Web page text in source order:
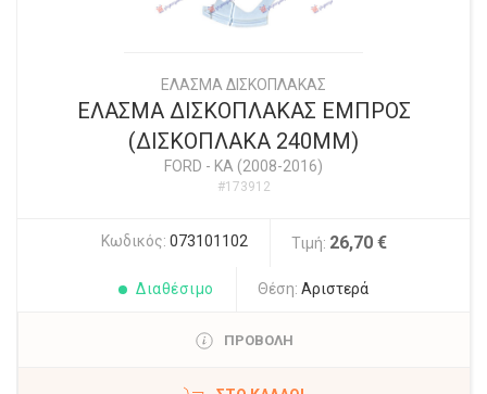
ΕΛΑΣΜΑ ΔΙΣΚΟΠΛΑΚΑΣ
ΕΛΑΣΜΑ ΔΙΣΚΟΠΛΑΚΑΣ ΕΜΠΡΟΣ
(ΔΙΣΚΟΠΛΑΚΑ 240ΜΜ)
FORD - KA (2008-2016)
#173912
Κωδικός: 073101102 Τιμή: 26,70 €
Διαθέσιμο Θέση: Αριστερά
ΠΡΟΒΟΛΗ